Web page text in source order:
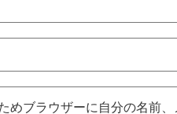
めブラウザーに自分の名前